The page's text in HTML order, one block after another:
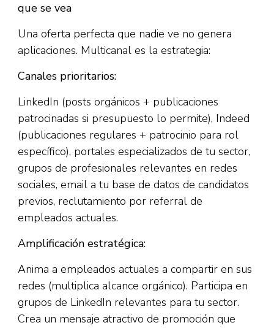
que se vea
Una oferta perfecta que nadie ve no genera
aplicaciones. Multicanal es la estrategia:​
Canales prioritarios:
LinkedIn (posts orgánicos + publicaciones
patrocinadas si presupuesto lo permite), Indeed
(publicaciones regulares + patrocinio para rol
específico), portales especializados de tu sector,
grupos de profesionales relevantes en redes
sociales, email a tu base de datos de candidatos
previos, reclutamiento por referral de
empleados actuales.
Amplificación estratégica:
Anima a empleados actuales a compartir en sus
redes (multiplica alcance orgánico). Participa en
grupos de LinkedIn relevantes para tu sector.
Crea un mensaje atractivo de promoción que